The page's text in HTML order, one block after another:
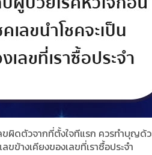
ลขผิดตัวจากที่ตั้งใจทีแรก ควรทำบุ
ขข้างเคียงของเลขที่เราซื้อประจำ